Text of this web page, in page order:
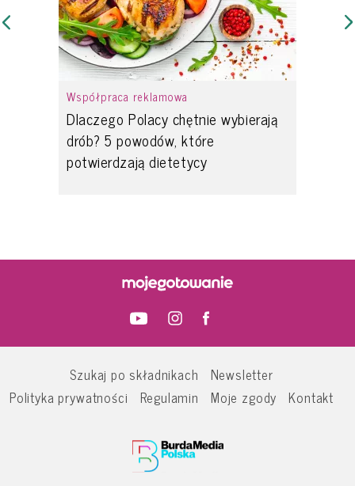
Współpraca reklamowa
Dlaczego Polacy chętnie wybierają
drób? 5 powodów, które
potwierdzają dietetycy
Szukaj po składnikach
Newsletter
Polityka prywatności
Regulamin Moje zgody Kontakt